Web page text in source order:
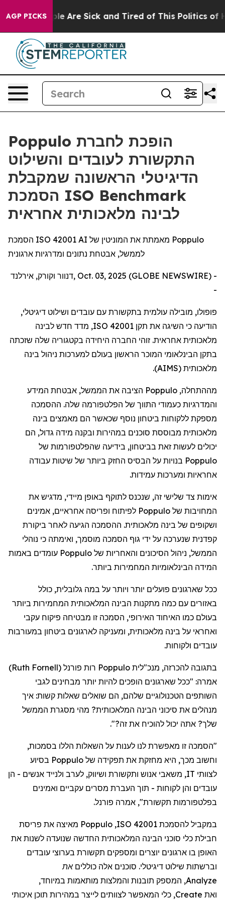
AGP PICKS
“People Are Sick and Tired of This Politics of
Poppulo הופכת לחברת
התקשורת לעובדים והשילוט
הדיגיטלי הראשונה שמקבלת
הסמכת ISO Benchmark
לבינה מלאכותית אחראית
הסמכת ISO 42001 AI מאמתת את המוניטין של Poppulo
לממשל, אבטחת נתונים ומדרגיות ארגונית
דנוור וקורק, אירלנד, Oct. 03, 2025 (GLOBE NEWSWIRE) -
-
פופולו, מובילה עולמית בתקשורת עם עובדים ושילוט דיגיטלי,
הודיעה כי השיגה את תקן ISO 42001
, מדד חדש לבינה
מלאכותית אחראית. זוהי החברה היחידה בקטגוריה שלה שזכתה
בתקן הבינלאומי המוכר הראשון בעולם למערכות ניהול בינה
מלאכותית (
AIMS
).
מההתחלה,
Poppulo הציבה את הממשל, אבטחת המידע
והמדרגיות כעמודי התווך של הפלטפורמה שלה. ההסמכה
מספקת ללקוחות ביטחון נוסף שכאשר הם מאמצים בינה
מלאכותית מבוססת סוכנים במהירות ובקנה מידה גדול, הם
יכולים לעשות זאת בביטחון, בידיעה שהפלטפורמות של
Poppulo בנויות על הבסיס החזק ביותר של שיטות עבודה
אחראיות ומערכות עמידות.
אימות צד שלישי זה, שנכנס לתוקף באופן מיידי, מדגיש את
המחויבות של Poppulo לפיתוח ופריסה אחראיים, אמינים
ושקופים של בינה מלאכותית. ההסמכה הגיעה לאחר ביקורת
קפדנית שנערכה על ידי גוף הסמכה מוסמך, ואימתה כי נוהלי
הממשל, ניהול הסיכונים והאחריות של Poppulo עומדים באמות
המידה הבינלאומיות המחמירות ביותר.
ככל שארגונים פועלים יותר ויותר על במה גלובלית, כולל
באזורים עם כמה מתקנות הבינה המלאכותית המחמירות ביותר
בעולם כמו האיחוד האירופי, הסמכה זו מבטיחה פיקוח עקבי
ואחראי על בינה מלאכותית, ומעניקה לארגונים ביטחון במעורבות
עובדים ולקוחות.
בתגובה להכרזה, מנכ"לית Poppulo רות פורנל (
Ruth Fornell
)
אמרה: "ככל שארגונים הופכים להיות יותר מבחינים לגבי
השותפים הטכנולוגיים שלהם, הם שואלים שאלות קשות: איך
מנהלים את סיכוני הבינה המלאכותית? מהי מסגרת הממשל
שלך? אתה יכול להוכיח את זה?".
"הסמכה זו מאפשרת לנו לענות על השאלות הללו בסמכות,
וחשוב מכך, היא מחזקת את תפקידה של Poppulo בסיוע
לצוותי
משאבי אנוש ותקשורת ושיווק, לערב ולנייד אנשים - הן
עובדים והן לקוחות - תוך העברת מסרים עקביים ואמינים
בפלטפורמות תקשורת", אמרה פורנל.
במקביל להסמכת ISO 42001
,
Poppulo מאיצה את פריסת
חבילת כלי סוכני הבינה המלאכותית החדשה שנועדה לשנות את
האופן בו ארגונים יוצרים ומספקים תקשורת בערוצי עובדים
וברשתות שילוט דיגיטלי. סוכנים אלה כוללים את
Analyze
, המספק תובנות והמלצות מותאמות במיוחד,
ואת Create
, כלי המאפשר לצוותים לייצר במהירות תוכן איכותי